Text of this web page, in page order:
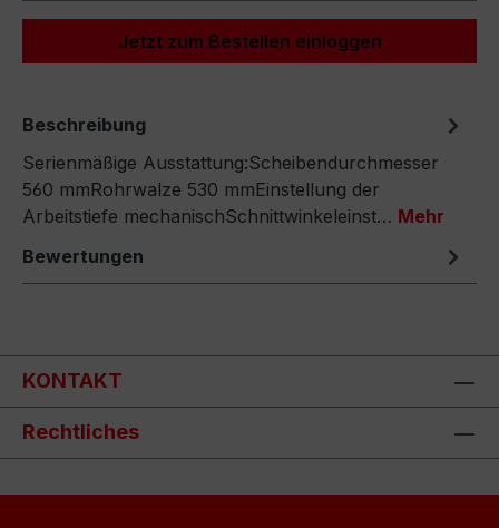
Jetzt zum Bestellen einloggen
Beschreibung
Serienmäßige Ausstattung:Scheibendurchmesser
560 mmRohrwalze 530 mmEinstellung der
Arbeitstiefe mechanischSchnittwinkeleinst… Mehr
Bewertungen
KONTAKT
Rechtliches